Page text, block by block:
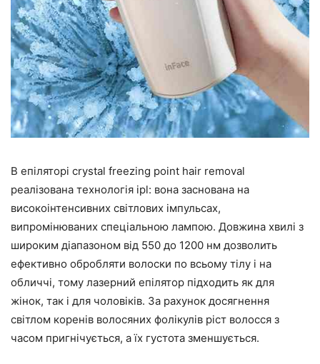
В епіляторі crystal freezing point hair removal
реалізована технологія ipl: вона заснована на
високоінтенсивних світлових імпульсах,
випромінюваних спеціальною лампою. Довжина хвилі з
широким діапазоном від 550 до 1200 нм дозволить
ефективно обробляти волоски по всьому тілу і на
обличчі, тому лазерний епілятор підходить як для
жінок, так і для чоловіків. За рахунок досягнення
світлом коренів волосяних фолікулів ріст волосся з
часом пригнічується, а їх густота зменшується.